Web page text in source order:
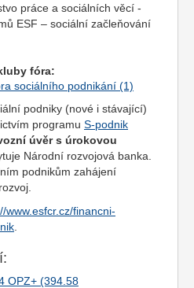
práce a sociálních věcí -
ESF – sociální začleňování
fóra:
sociálního podnikání (1)
podniky (nové i stávající)
programu S-podnik
úvěr s úrokovou
Národní rozvojová banka.
podnikům zahájení
www.esfcr.cz/financni-
OPZ+